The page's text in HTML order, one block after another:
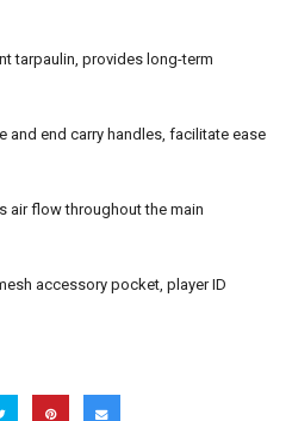
tarpaulin, provides long-term
and end carry handles, facilitate ease
air flow throughout the main
accessory pocket, player ID